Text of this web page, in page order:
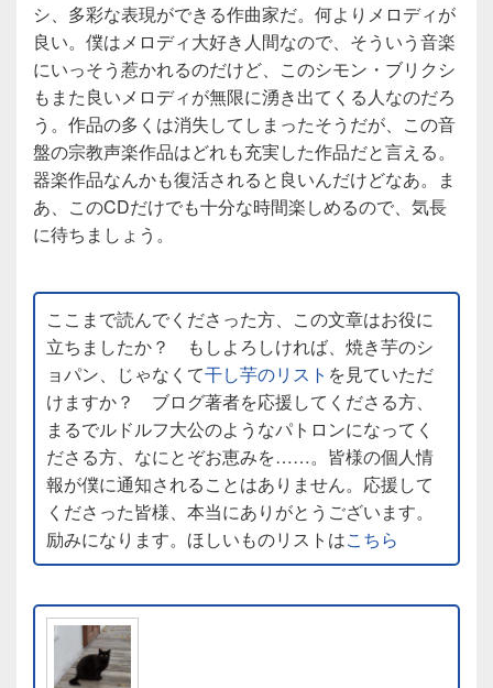
シ、多彩な表現ができる作曲家だ。何よりメロディが
良い。僕はメロディ大好き人間なので、そういう音楽
にいっそう惹かれるのだけど、このシモン・ブリクシ
もまた良いメロディが無限に湧き出てくる人なのだろ
う。作品の多くは消失してしまったそうだが、この音
盤の宗教声楽作品はどれも充実した作品だと言える。
器楽作品なんかも復活されると良いんだけどなあ。ま
あ、このCDだけでも十分な時間楽しめるので、気長
に待ちましょう。
ここまで読んでくださった方、この文章はお役に
立ちましたか？ もしよろしければ、焼き芋のシ
ョパン、じゃなくて干し芋のリスト を見ていただ
けますか？ ブログ著者を応援してくださる方、
まるでルドルフ大公のようなパトロンになってく
ださる方、なにとぞお恵みを……。皆様の個人情
報が僕に通知されることはありません。応援して
くださった皆様、本当にありがとうございます。
励みになります。ほしいものリストはこちら